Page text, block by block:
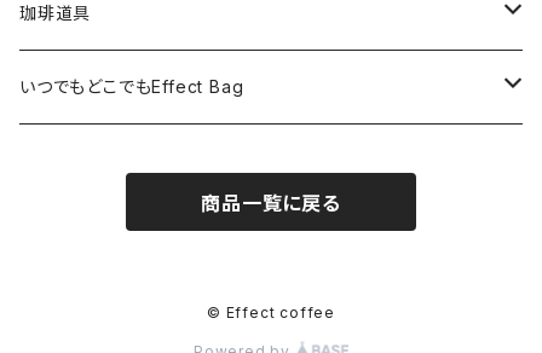
毎２週間１回200g×3※送料込み（全12回）
毎2か月１回200g×6★送料無料（全６回）
毎月1回Effect coffeeBag22個入り
東ティモール フェアトレードオーガニック200g
メキシコ ヌーイエテ農園 200g
ペルー アンデスブルー200g
珈琲道具
手動ミル カリタKH-10BK
電動ミル カリタKPG-40
電動ミル カリタナイスカットG
いつでもどこでもEffect Bag
いつでもどこでもEffect Bag(7袋入り)
いつでもどこでもEffect Bag(11袋入り)
商品一覧に戻る
© Effect coffee